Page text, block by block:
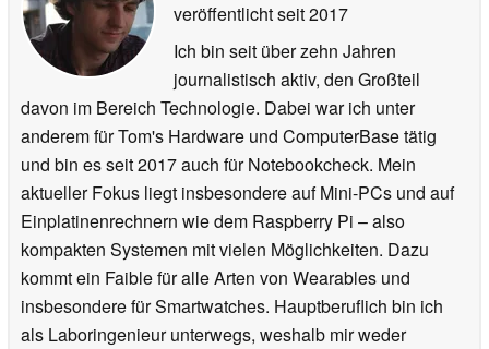
veröffentlichtseit 2017
Ich bin seit über zehn Jahren
journalistisch aktiv, den Großteil
davon im Bereich Technologie. Dabei war ich unter
anderem für Tom's Hardware und ComputerBase tätig
und bin es seit 2017 auch für Notebookcheck. Mein
aktueller Fokus liegt insbesondere auf Mini-PCs und auf
Einplatinenrechnern wie dem Raspberry Pi – also
kompakten Systemen mit vielen Möglichkeiten. Dazu
kommt ein Faible für alle Arten von Wearables und
insbesondere für Smartwatches. Hauptberuflich bin ich
als Laboringenieur unterwegs, weshalb mir weder